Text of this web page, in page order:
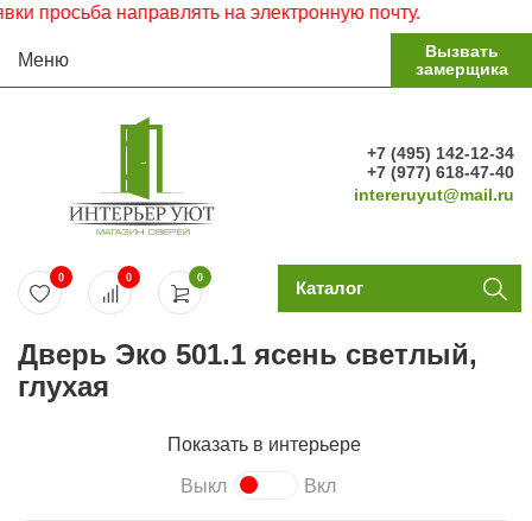
направлять на электронную почту.
Меню
Вызвать
замерщика
+7 (495) 142-12-34
+7 (977) 618-47-40
intereruyut@mail.ru
0
0 0 Каталог
Дверь Эко 501.1 ясень светлый,
глухая
Показать в интерьере
Выкл Вкл